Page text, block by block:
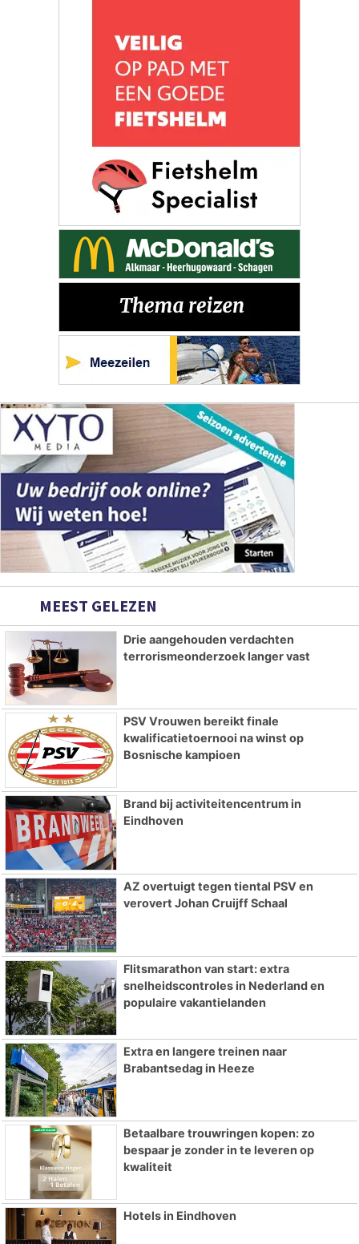
MEEST GELEZEN
Drie aangehouden verdachten
terrorismeonderzoek langer vast
PSV Vrouwen bereikt finale
kwalificatietoernooi na winst op
Bosnische kampioen
Brand bij activiteitencentrum in
Eindhoven
AZ overtuigt tegen tiental PSV en
verovert Johan Cruijff Schaal
Flitsmarathon van start: extra
snelheidscontroles in Nederland en
populaire vakantielanden
Extra en langere treinen naar
Brabantsedag in Heeze
Betaalbare trouwringen kopen: zo
bespaar je zonder in te leveren op
kwaliteit
Hotels in Eindhoven